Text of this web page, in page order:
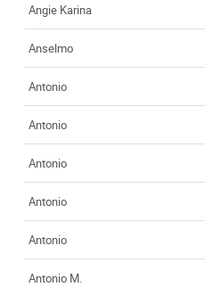
Angie Karina
Anselmo
Antonio
Antonio
Antonio
Antonio
Antonio
Antonio M.